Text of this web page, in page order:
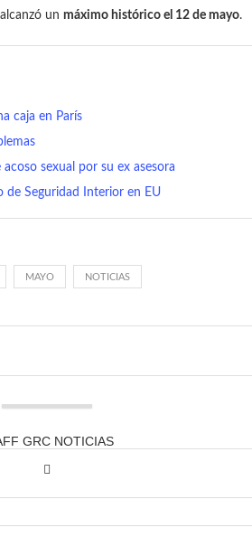
un máximo histórico el 12 de mayo.
caja en París
sexual por su ex asesora
de Seguridad Interior en EU
MAYO NOTICIAS
GRC NOTICIAS